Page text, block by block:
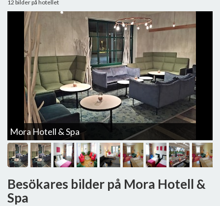
12 bilder på hotellet
Mora Hotell & Spa
Besökares bilder på Mora Hotell &
Spa